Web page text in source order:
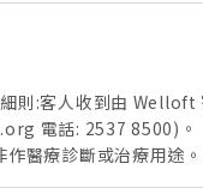
則:客人收到由
電話: 2537 8500)。 -
醫療診斷或治療用途
醫療中心進行。- 優惠